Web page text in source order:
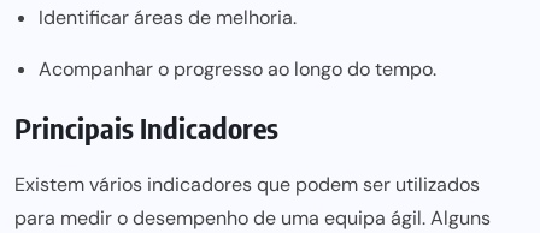
Identificar áreas de melhoria.
Acompanhar o progresso ao longo do tempo.
Principais Indicadores
Existem vários indicadores que podem ser utilizados
para medir o desempenho de uma equipa ágil. Alguns